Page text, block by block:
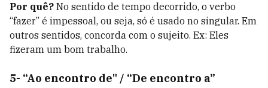
Por quê? No sentido de tempo decorrido, o verbo
“fazer” é impessoal, ou seja, só é usado no singular. Em
outros sentidos, concorda com o sujeito. Ex: Eles
fizeram um bom trabalho.
5- “Ao encontro de" / “De encontro a”